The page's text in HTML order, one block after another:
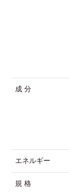
成 分
エネルギー
規 格